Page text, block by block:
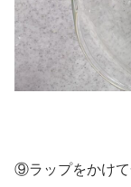
⑨ラップをかけて